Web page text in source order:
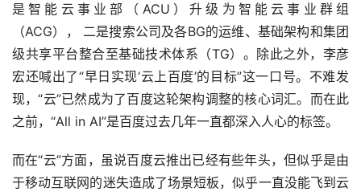
是智能云事业部（ACU）升级为智能云事业群组
（ACG）， 二是搜索公司及各BG的运维、基础架构和集团
级共享平台整合至基础技术体系（TG）。除此之外，李彦
宏还喊出了“早日实现‘云上百度’的目标”这一口号。不难发
现，“云”已然成为了百度这轮架构调整的核心词汇。而在此
之前，“All in AI”是百度过去几年一直都深入人心的标签。
而在“云”方面，虽说百度云推出已经有些年头，但似乎是由
于移动互联网的迷失造成了场景短板，似乎一直没能飞到云